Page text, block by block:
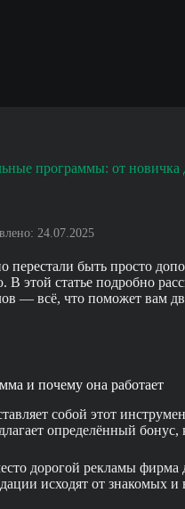
программы: от
24.07.2025
перестали быть просто
В этой статье подробно
— всё, что поможет вам
и почему она работает
собой этот
определённый
дорогой рекламы фирма
исходят от знакомых